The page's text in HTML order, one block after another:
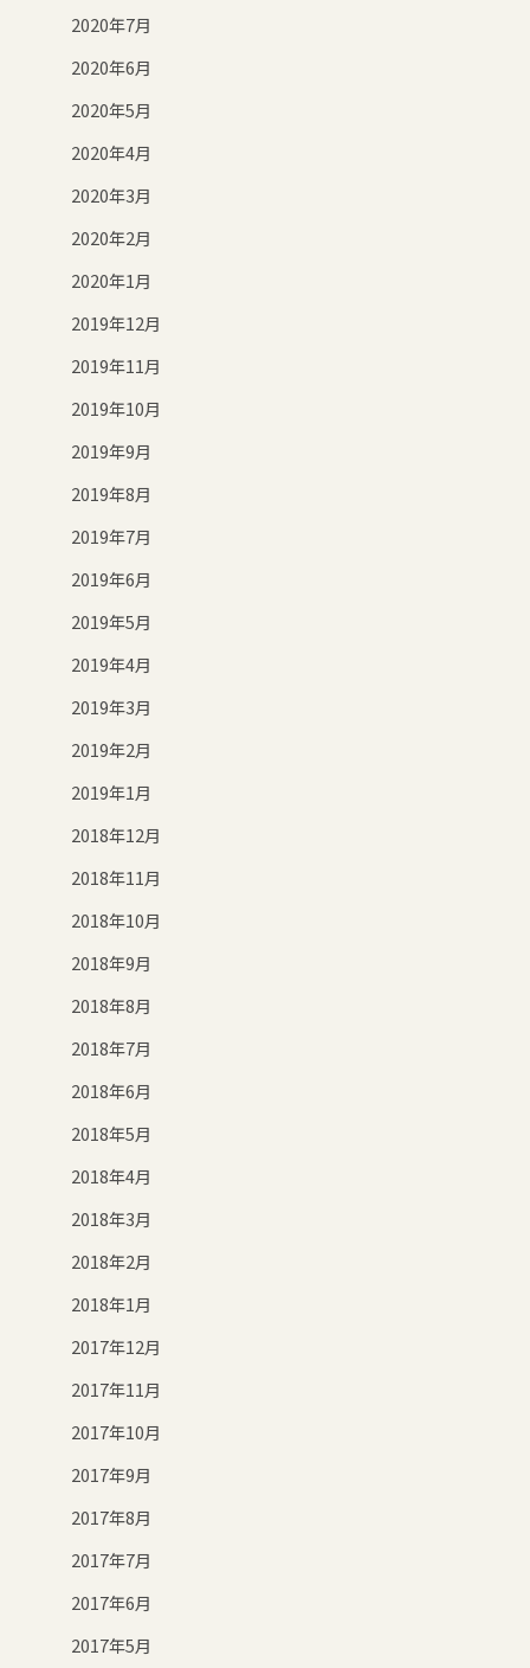
2020年7月
2020年6月
2020年5月
2020年4月
2020年3月
2020年2月
2020年1月
2019年12月
2019年11月
2019年10月
2019年9月
2019年8月
2019年7月
2019年6月
2019年5月
2019年4月
2019年3月
2019年2月
2019年1月
2018年12月
2018年11月
2018年10月
2018年9月
2018年8月
2018年7月
2018年6月
2018年5月
2018年4月
2018年3月
2018年2月
2018年1月
2017年12月
2017年11月
2017年10月
2017年9月
2017年8月
2017年7月
2017年6月
2017年5月